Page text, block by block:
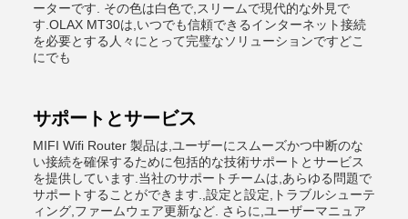
ーターです. その色は白色で,スリームで現代的な外見で
す.OLAX MT30は,いつでも信頼できるインターネット接続
を必要とする人々にとって完璧なソリューションですどこ
にでも
サポートとサービス
MIFI Wifi Router 製品は,ユーザーにスムーズかつ中断のな
い接続を確保するために包括的な技術サポートとサービス
を提供しています.当社のサポートチームは,あらゆる問題で
サポートすることができます.,設定と設定,トラブルシューテ
ィング,ファームウェア更新など. さらに,ユーザーマニュア